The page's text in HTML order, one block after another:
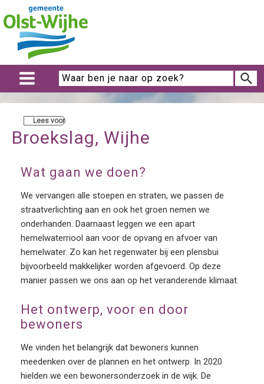
Lees voor
Broekslag, Wijhe
Wat gaan we doen?
We vervangen alle stoepen en straten, we passen de
straatverlichting aan en ook het groen nemen we
onderhanden. Daarnaast leggen we een apart
hemelwaterriool aan voor de opvang en afvoer van
hemelwater. Zo kan het regenwater bij een plensbui
bijvoorbeeld makkelijker worden afgevoerd. Op deze
manier passen we ons aan op het veranderende klimaat.
Het ontwerp, voor en door
bewoners
We vinden het belangrijk dat bewoners kunnen
meedenken over de plannen en het ontwerp. In 2020
hielden we een bewonersonderzoek in de wijk. De